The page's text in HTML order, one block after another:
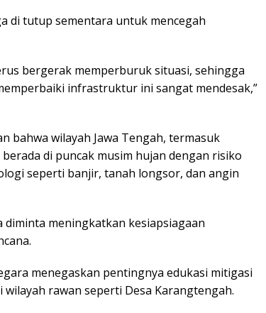
di tutup sementara untuk mencegah
bergerak memperburuk situasi, sehingga
infrastruktur ini sangat mendesak,”
bahwa wilayah Jawa Tengah, termasuk
di puncak musim hujan dengan risiko
seperti banjir, tanah longsor, dan angin
diminta meningkatkan kesiapsiagaan
menegaskan pentingnya edukasi mitigasi
wilayah rawan seperti Desa Karangtengah.